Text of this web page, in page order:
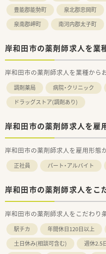
豊能郡能勢町
泉北郡忠岡町
泉南郡岬町
南河内郡太子町
岸和田市の薬剤師求人を業
岸和田市の薬剤師求人を業種から
調剤薬局 病院・クリニック
ドラッグストア(調剤あり)
岸和田市の薬剤師求人を雇
岸和田市の薬剤師求人を雇用形態
正社員 パート・アルバイト
岸和田市の薬剤師求人をこ
岸和田市の薬剤師求人をこだわり
駅チカ 年間休日120日以上
土日休み(相談可含む)
週休2.5